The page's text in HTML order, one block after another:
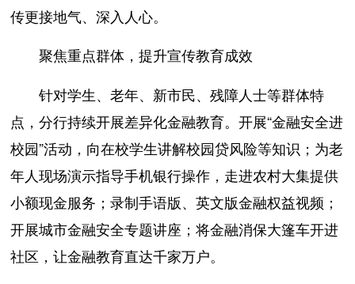
传更接地气、深入人心。
聚焦重点群体，提升宣传教育成效
针对学生、老年、新市民、残障人士等群体特
点，分行持续开展差异化金融教育。开展“金融安全进
校园”活动，向在校学生讲解校园贷风险等知识；为老
年人现场演示指导手机银行操作，走进农村大集提供
小额现金服务；录制手语版、英文版金融权益视频；
开展城市金融安全专题讲座；将金融消保大篷车开进
社区，让金融教育直达千家万户。